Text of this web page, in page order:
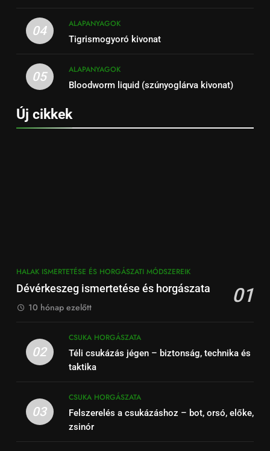
04
ALAPANYAGOK
Tigrismogyoró kivonat
05
ALAPANYAGOK
Bloodworm liquid (szúnyoglárva kivonat)
Új cikkek
HALAK ISMERTETÉSE ÉS HORGÁSZATI MÓDSZEREIK
Dévérkeszeg ismertetése és horgászata 01
10 hónap ezelőtt
02
CSUKA HORGÁSZATA
Téli csukázás jégen – biztonság, technika és
taktika
03
CSUKA HORGÁSZATA
Felszerelés a csukázáshoz – bot, orsó, előke,
zsinór